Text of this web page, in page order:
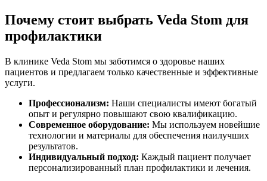
Почему стоит выбрать Veda Stom для
профилактики
В клинике Veda Stom мы заботимся о здоровье наших
пациентов и предлагаем только качественные и эффективные
услуги.
Профессионализм: Наши специалисты имеют богатый
опыт и регулярно повышают свою квалификацию.
Современное оборудование: Мы используем новейшие
технологии и материалы для обеспечения наилучших
результатов.
Индивидуальный подход: Каждый пациент получает
персонализированный план профилактики и лечения.